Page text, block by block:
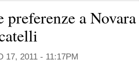
a
17, 2011 - 11:17PM